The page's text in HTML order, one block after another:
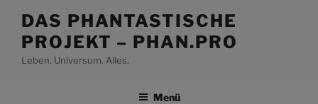
Inhalt
springen
DAS PHANTASTISCHE
PROJEKT – PHAN.PRO
Leben. Universum. Alles.
Menü